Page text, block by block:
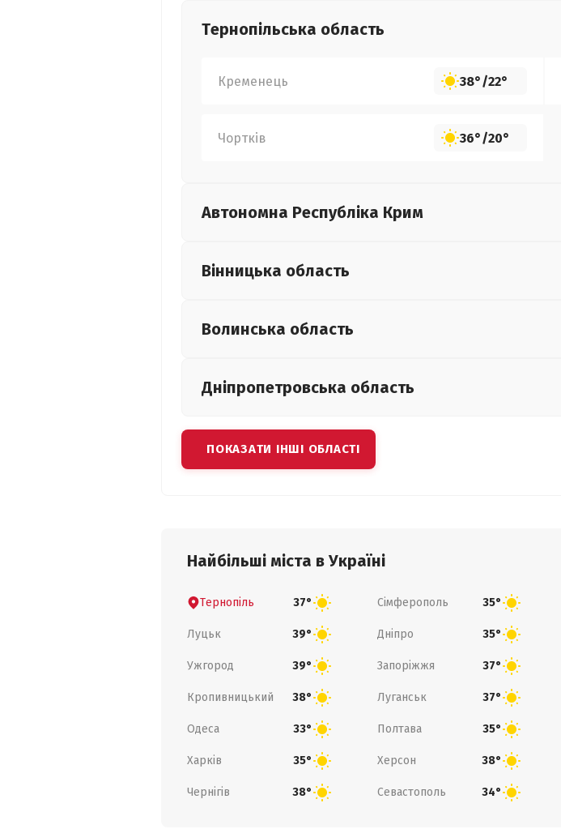
Тернопільська область
Кременець 38°/22°
Чортків 36°/20°
Автономна Республіка Крим
Вінницька область
Волинська область
Дніпропетровська область
ПОКАЗАТИ ІНШІ ОБЛАСТІ
Найбільші міста в Україні
Тернопіль 37° Сімферополь 35°
Луцьк 39° Дніпро 35°
Ужгород 39° Запоріжжя 37°
Кропивницький 38° Луганськ 37°
Одеса 33° Полтава 35°
Харків 35° Херсон 38°
Чернігів 38° Севастополь 34°